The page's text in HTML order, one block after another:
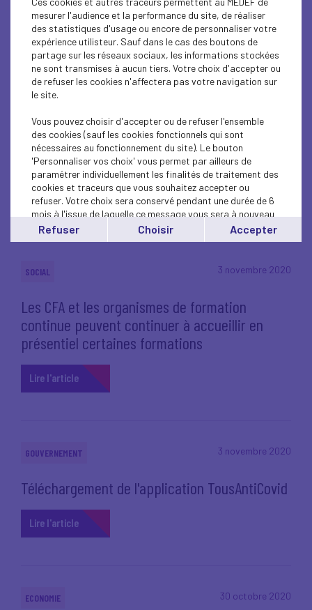
10 novembre 2020
GOUVERNEMENT
d’exonérations de cotisations sociales à la
suite des mesures de couvre-feu et du 2ème
confinement
Lire l'article
3 novembre 2020
SOCIAL
Les CFA et les organismes de formation
continue peuvent continuer à accueillir en
présentiel certaines formations
Lire l'article
3 novembre 2020
GOUVERNEMENT
Téléchargement de l'application TousAntiCovid
Lire l'article
30 octobre 2020
ECONOMIE
mesurer l'audience et la performance du site, de réaliser
des statistiques d'usage ou encore de personnaliser votre
expérience utilisteur. Sauf dans le cas des boutons de
partage sur les réseaux sociaux, les informations stockées
ne sont transmises à aucun tiers. Votre choix d'accepter ou
de refuser les cookies n'affectera pas votre navigation sur
le site.
Vous pouvez choisir d'accepter ou de refuser l'ensemble
des cookies (sauf les cookies fonctionnels qui sont
nécessaires au fonctionnement du site). Le bouton
'Personnaliser vos choix' vous permet par ailleurs de
paramétrer individuellement les finalités de traitement des
cookies et traceurs que vous souhaitez accepter ou
refuser. Votre choix sera conservé pendant une durée de 6
mois à l'issue de laquelle ce message vous sera à nouveau
affiché..
Vous pouvez modifier votre choix à tout moment en
Refuser Choisir Accepter